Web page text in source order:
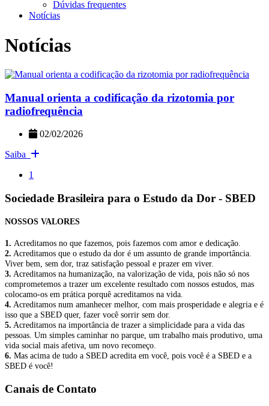
Dúvidas frequentes
Notícias
Notícias
Manual orienta a codificação da rizotomia por
radiofrequência
02/02/2026
Saiba
1
Sociedade Brasileira para o Estudo da Dor - SBED
NOSSOS VALORES
1. Acreditamos no que fazemos, pois fazemos com amor e dedicação.
2. Acreditamos que o estudo da dor é um assunto de grande importância.
Viver bem, sem dor, traz satisfação pessoal e prazer em viver.
3. Acreditamos na humanização, na valorização de vida, pois não só nos
comprometemos a trazer um excelente resultado com nossos estudos, mas
colocamo-os em prática porquê acreditamos na vida.
4. Acreditamos num amanhecer melhor, com mais prosperidade e alegria e é
isso que a SBED quer, fazer você sorrir sem dor.
5. Acreditamos na importância de trazer a simplicidade para a vida das
pessoas. Um simples caminhar no parque, um trabalho mais produtivo, uma
vida social mais afetiva, um novo recomeço.
6. Mas acima de tudo a SBED acredita em você, pois você é a SBED e a
SBED é você!
Canais de Contato